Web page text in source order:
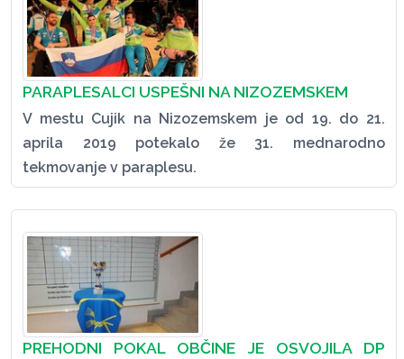
PARAPLESALCI USPEŠNI NA NIZOZEMSKEM
V mestu Cujik na Nizozemskem je od 19. do 21.
aprila 2019 potekalo že 31. mednarodno
tekmovanje v paraplesu.
PREHODNI POKAL OBČINE JE OSVOJILA DP